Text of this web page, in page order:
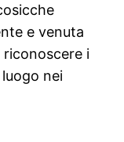
e venuta
riconoscere i
nei